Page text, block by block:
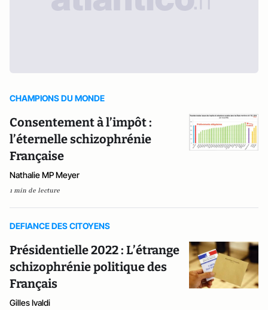
CHAMPIONS DU MONDE
Consentement à l’impôt :
l’éternelle schizophrénie
Française
Nathalie MP Meyer
1 min de lecture
DEFIANCE DES CITOYENS
Présidentielle 2022 : L’étrange
schizophrénie politique des
Français
Gilles Ivaldi